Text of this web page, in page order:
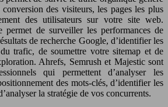
des visiteurs, les pages les plus
des utilisateurs sur votre site web.
permet de surveiller les performances de
de recherche Google, d’identifier les
trafic, de soumettre votre sitemap et de
Ahrefs, Semrush et Majestic sont
qui permettent d’analyser les
des mots-clés, d’identifier les
la stratégie de vos concurrents.